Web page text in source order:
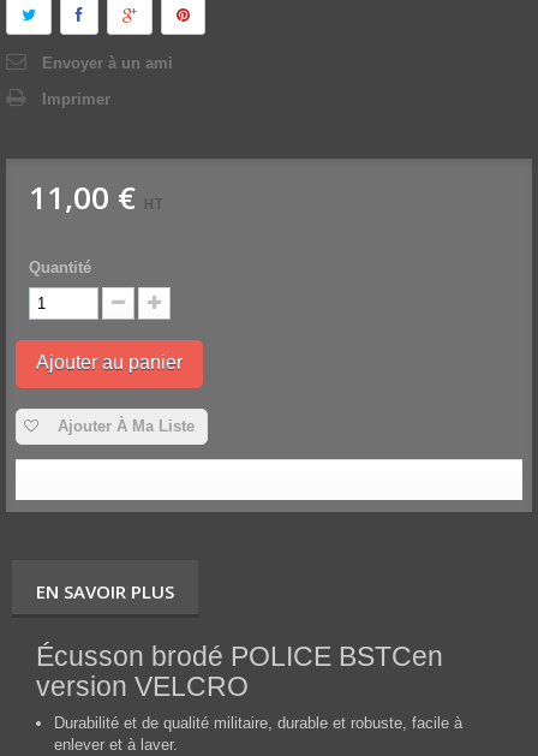
Envoyer à un ami
Imprimer
11,00 € HT
Quantité
Ajouter au panier
Ajouter À Ma Liste
EN SAVOIR PLUS
Écusson brodé POLICE BSTCen
version VELCRO
Durabilité et de qualité militaire, durable et robuste, facile à
enlever et à laver.